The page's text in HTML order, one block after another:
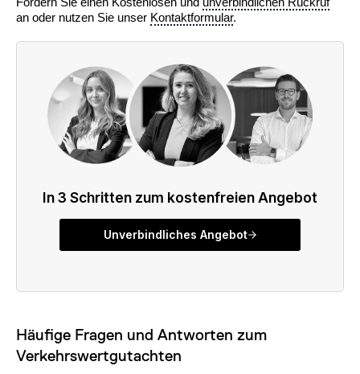
an oder nutzen Sie unser Kontaktformular.
Häufige Fragen und Antworten zum
Verkehrswertgutachten